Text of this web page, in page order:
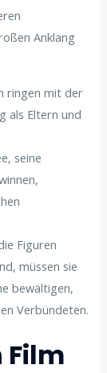
Anklang
ringen mit der
als Eltern und
seine
Figuren
müssen sie
bewältigen,
Verbündeten.
Film